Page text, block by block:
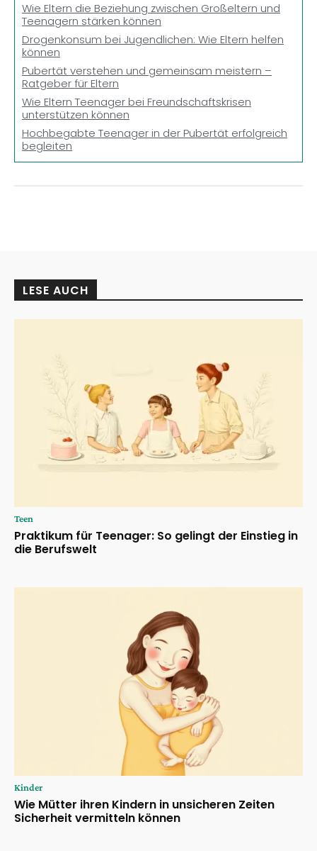
Wie Eltern die Beziehung zwischen Großeltern und
Teenagern stärken können
Drogenkonsum bei Jugendlichen: Wie Eltern helfen
können
Pubertät verstehen und gemeinsam meistern –
Ratgeber für Eltern
Wie Eltern Teenager bei Freundschaftskrisen
unterstützen können
Hochbegabte Teenager in der Pubertät erfolgreich
begleiten
LESE AUCH
Teen
Praktikum für Teenager: So gelingt der Einstieg in
die Berufswelt
Kinder
Wie Mütter ihren Kindern in unsicheren Zeiten
Sicherheit vermitteln können